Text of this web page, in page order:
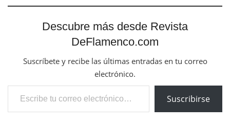
Descubre más desde Revista
DeFlamenco.com
Suscríbete y recibe las últimas entradas en tu correo
electrónico.
Escribe tu correo electrónico…
Suscribirse